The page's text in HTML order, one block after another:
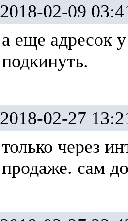
2018-02-09
а еще адресок
подкинуть.
2018-02-27
только через
продаже. сам